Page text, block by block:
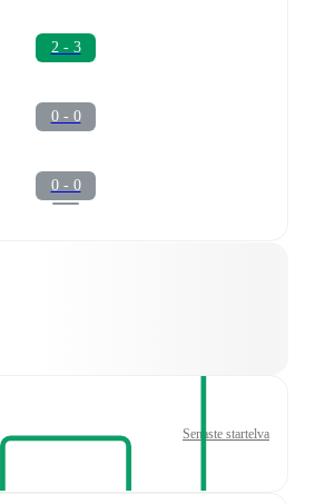
2 - 3
0 - 0
0 - 0
Senaste startelva